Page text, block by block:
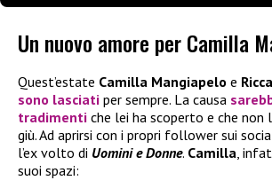
Un nuovo amore per Camilla
Quest’estate Camilla Mangiapelo e
sono lasciati per sempre. La causa
tradimenti che lei ha scoperto e che non
giù. Ad aprirsi con i propri follower sui
l’ex volto di Uomini e Donne. Camilla,
suoi spazi: